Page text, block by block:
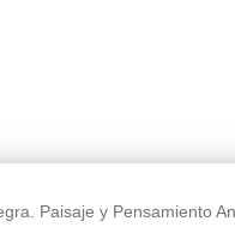
Paisaje y Pensamiento